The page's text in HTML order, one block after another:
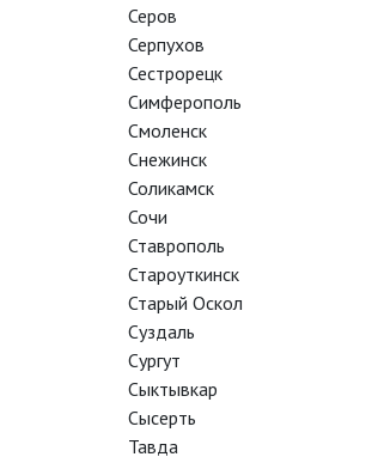
воплощение на сцене приквела
Филипа Пулмана
в которой сообщество ученых
клерикальной организации
лишить всех людей этого мира
в виде животного-деймона. В
– младенец Лира, которую защищают от
разных подростка.
Серов
Серпухов
Сестрорецк
Симферополь
Смоленск
Снежинск
Соликамск
Сочи
Ставрополь
Староуткинск
Старый Оскол
Суздаль
Сургут
Сыктывкар
Сысерть
Тавда